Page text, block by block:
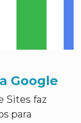
Google
Sites faz
para